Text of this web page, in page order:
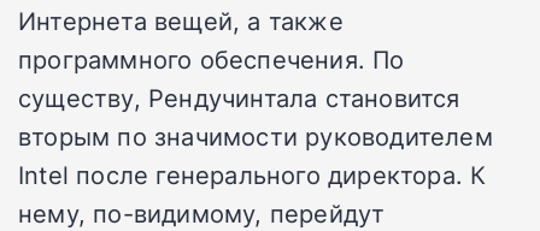
Интернета вещей, а также
программного обеспечения. По
существу, Рендучинтала становится
вторым по значимости руководителем
Intel после генерального директора. К
нему, по-видимому, перейдут